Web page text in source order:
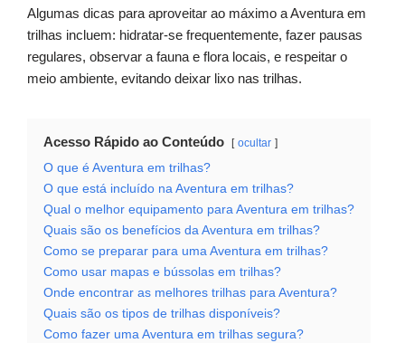
Algumas dicas para aproveitar ao máximo a Aventura em
trilhas incluem: hidratar-se frequentemente, fazer pausas
regulares, observar a fauna e flora locais, e respeitar o
meio ambiente, evitando deixar lixo nas trilhas.
Acesso Rápido ao Conteúdo ocultar
O que é Aventura em trilhas?
O que está incluído na Aventura em trilhas?
Qual o melhor equipamento para Aventura em trilhas?
Quais são os benefícios da Aventura em trilhas?
Como se preparar para uma Aventura em trilhas?
Como usar mapas e bússolas em trilhas?
Onde encontrar as melhores trilhas para Aventura?
Quais são os tipos de trilhas disponíveis?
Como fazer uma Aventura em trilhas segura?